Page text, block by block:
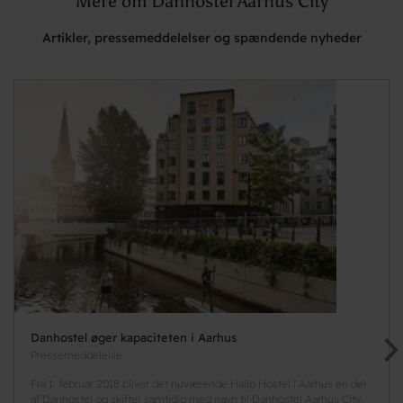
Artikler, pressemeddelelser og spændende nyheder
Danhostel øger kapaciteten i Aarhus
Pressemeddelelse
Fra 1. februar 2018 bliver det nuværende Hallo Hostel i Aarhus en del
af Danhostel og skifter samtidig med navn til Danhostel Aarhus City.